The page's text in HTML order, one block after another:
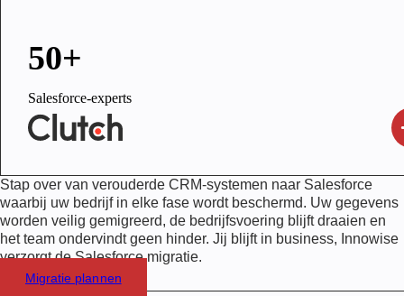
50+
Salesforce-experts
Stap over van verouderde CRM-systemen naar Salesforce
waarbij uw bedrijf in elke fase wordt beschermd. Uw gegevens
worden veilig gemigreerd, de bedrijfsvoering blijft draaien en
het team ondervindt geen hinder. Jij blijft in business, Innowise
verzorgt de Salesforce migratie.
Migratie plannen